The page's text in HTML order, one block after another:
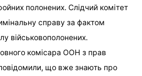
полонених. Слідчий комітет
справу за фактом
військовополонених.
комісара ООН з прав
що вже знають про